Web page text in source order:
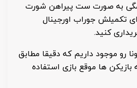
به صورت ست پیراهن شورت
تکمیلش جوراب اورجینال
کنید.
رو موجود داریم که دقیقا مطابق
ها موقع بازی استفاده